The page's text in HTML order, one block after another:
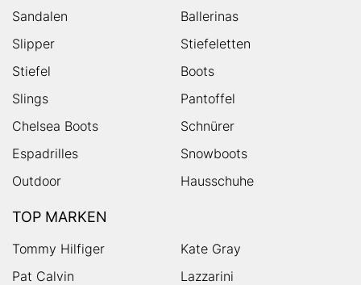
Sandalen
Ballerinas
Slipper
Stiefeletten
Stiefel
Boots
Slings
Pantoffel
Chelsea Boots
Schnürer
Espadrilles
Snowboots
Outdoor
Hausschuhe
TOP MARKEN
Tommy Hilfiger
Kate Gray
Pat Calvin
Lazzarini